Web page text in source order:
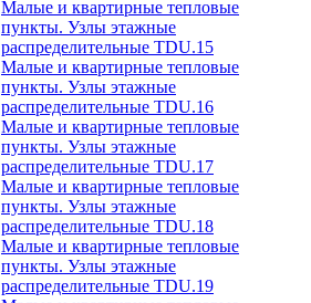
Малые и квартирные тепловые
пункты. Узлы этажные
распределительные TDU.15
Малые и квартирные тепловые
пункты. Узлы этажные
распределительные TDU.16
Малые и квартирные тепловые
пункты. Узлы этажные
распределительные TDU.17
Малые и квартирные тепловые
пункты. Узлы этажные
распределительные TDU.18
Малые и квартирные тепловые
пункты. Узлы этажные
распределительные TDU.19